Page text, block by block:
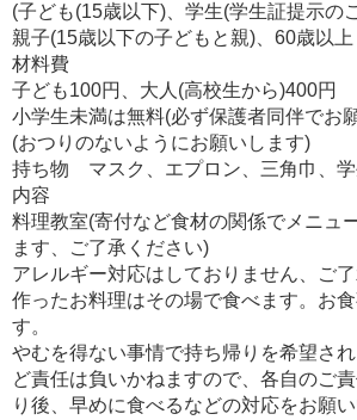
(子ども(15歳以下)、学生(学生証提示の
親子(15歳以下の子どもと親)、60歳以上
材料費
子ども100円、大人(高校生から)400円
小学生未満は無料(必ず保護者同伴でお
(おつりのないようにお願いします)
持ち物 マスク、エプロン、三角巾、
内容
料理教室(寄付など食材の関係でメニュ
ます、ご了承ください)
アレルギー対応はしておりません、ご了
作ったお料理はその場で食べます。お
す。
やむを得ない事情で持ち帰りを希望さ
ど責任は負いかねますので、各自のご
り後、早めに食べるなどの対応をお願い